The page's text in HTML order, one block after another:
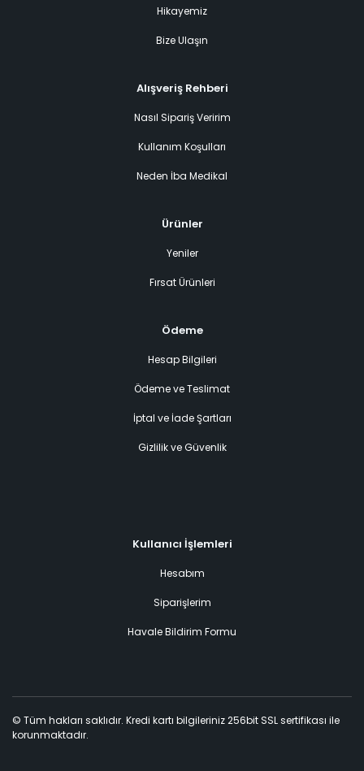
Hikayemiz
Bize Ulaşın
Alışveriş Rehberi
Nasıl Sipariş Veririm
Kullanım Koşulları
Neden İba Medikal
Ürünler
Yeniler
Fırsat Ürünleri
Ödeme
Hesap Bilgileri
Ödeme ve Teslimat
İptal ve İade Şartları
Gizlilik ve Güvenlik
Kullanıcı İşlemleri
Hesabım
Siparişlerim
Havale Bildirim Formu
© Tüm hakları saklıdır. Kredi kartı bilgileriniz 256bit SSL sertifikası ile
korunmaktadır.